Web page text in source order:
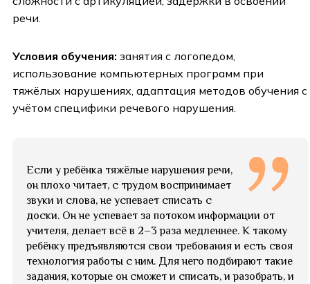
речи.
Условия обучения: занятия с логопедом,
использование компьютерных программ при
тяжёлых нарушениях, адаптация методов обучения с
учётом специфики речевого нарушения.
Если у ребёнка тяжёлые нарушения речи,
он плохо читает, с трудом воспринимает
звуки и слова, не успевает списать с
доски. Он не успевает за потоком информации от
учителя, делает всё в 2–3 раза медленнее. К такому
ребёнку предъявляются свои требования и есть своя
технология работы с ним. Для него подбирают такие
задания, которые он сможет и списать, и разобрать, и